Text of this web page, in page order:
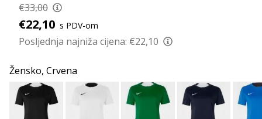
odaberite
obuću,
odjeću
najboljih
marki
na
tržištu.
€33,00
€22,10 s PDV-om
Posljednja najniža cijena: €22,10
Žensko, Crvena